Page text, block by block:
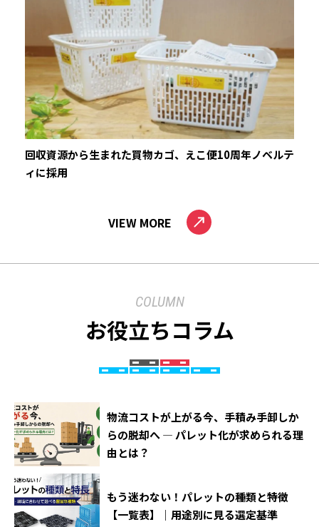
回収資源から生まれた買物カゴ、えこ便10周年ノベルテ
ィに採用
VIEW MORE
COLUMN
お役立ちコラム
物流コストが上がる今、手積み手卸しか
らの脱却へ ― パレット化が求められる理
由とは？
もう迷わない！パレットの種類と特徴
【一覧表】｜用途別に見る選定基準